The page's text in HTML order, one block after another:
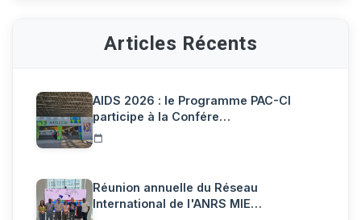
Articles Récents
AIDS 2026 : le Programme PAC-CI
participe à la Confére…
Réunion annuelle du Réseau
International de l'ANRS MIE…